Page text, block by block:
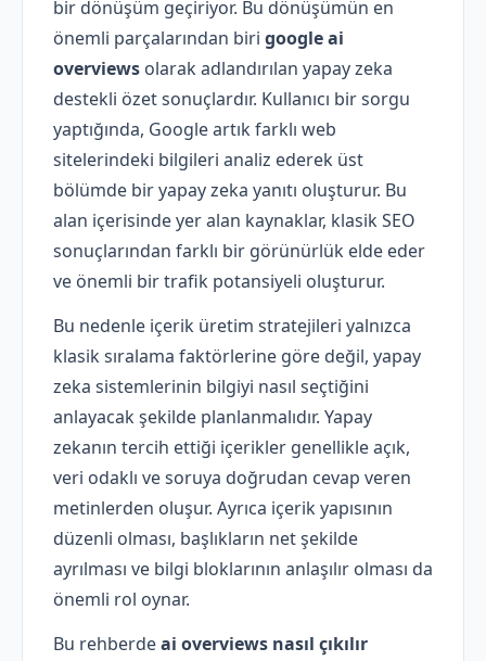
bir dönüşüm geçiriyor. Bu dönüşümün en
önemli parçalarından biri google ai
overviews olarak adlandırılan yapay zeka
destekli özet sonuçlardır. Kullanıcı bir sorgu
yaptığında, Google artık farklı web
sitelerindeki bilgileri analiz ederek üst
bölümde bir yapay zeka yanıtı oluşturur. Bu
alan içerisinde yer alan kaynaklar, klasik SEO
sonuçlarından farklı bir görünürlük elde eder
ve önemli bir trafik potansiyeli oluşturur.
Bu nedenle içerik üretim stratejileri yalnızca
klasik sıralama faktörlerine göre değil, yapay
zeka sistemlerinin bilgiyi nasıl seçtiğini
anlayacak şekilde planlanmalıdır. Yapay
zekanın tercih ettiği içerikler genellikle açık,
veri odaklı ve soruya doğrudan cevap veren
metinlerden oluşur. Ayrıca içerik yapısının
düzenli olması, başlıkların net şekilde
ayrılması ve bilgi bloklarının anlaşılır olması da
önemli rol oynar.
Bu rehberdeai overviews nasıl çıkılır